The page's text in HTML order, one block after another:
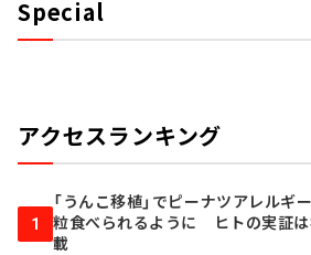
Special
アクセスランキング
1
「うんこ移植」でピーナツアレルギ
粒食べられるように ヒトの実証
載